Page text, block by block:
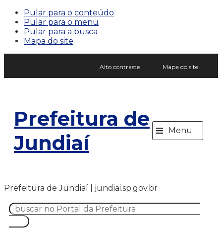
Pular para o conteúdo
Pular para o menu
Pular para a busca
Mapa do site
Alto contraste Mapa do site
Prefeitura de
Jundiaí
≡ Menu
Prefeitura de Jundiaí | jundiai.sp.gov.br